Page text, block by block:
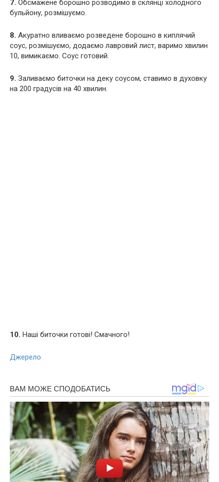
7. Обсмажене борошно розводимо в склянці холодного
бульйону, розмішуємо.
8. Акуратно вливаємо розведене борошно в киплячий
соус, розмішуємо, додаємо лавровий лист, варимо хвилин
10, вимикаємо. Соус готовий.
9. Заливаємо биточки на деку соусом, ставимо в духовку
на 200 градусів на 40 хвилин.
10. Наші биточки готові! Смачного!
Джерело